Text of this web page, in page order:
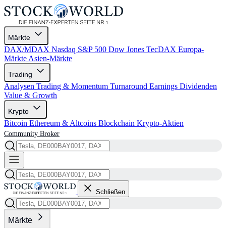
Märkte
DAX/MDAX Nasdaq S&P 500 Dow Jones TecDAX Europa-
Märkte Asien-Märkte
Trading
Analysen Trading & Momentum Turnaround Earnings Dividenden
Value & Growth
Krypto
Bitcoin Ethereum & Altcoins Blockchain Krypto-Aktien
Community Broker
Schließen
Märkte